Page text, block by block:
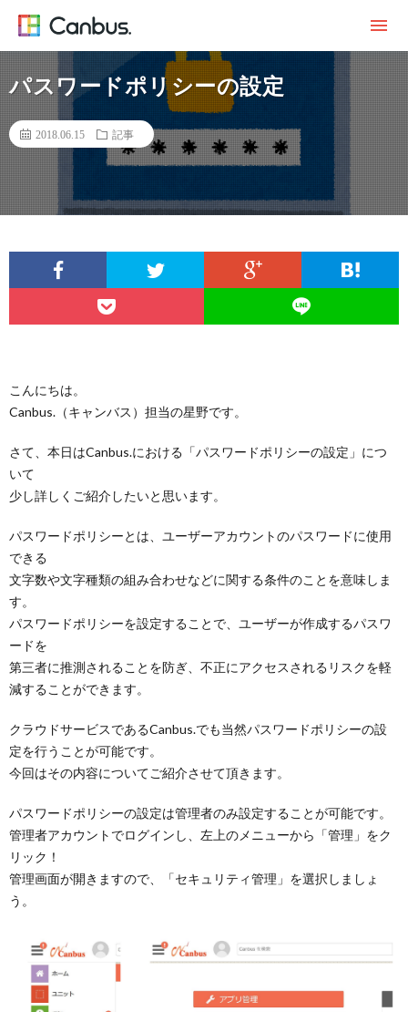
パスワードポリシーの設定
2018.06.15 記事
こんにちは。
Canbus.（キャンバス）担当の星野です。
さて、本日はCanbus.における「パスワードポリシーの設定」につ
いて
少し詳しくご紹介したいと思います。
パスワードポリシーとは、ユーザーアカウントのパスワードに使用
できる
文字数や文字種類の組み合わせなどに関する条件のことを意味しま
す。
パスワードポリシーを設定することで、ユーザーが作成するパスワ
ードを
第三者に推測されることを防ぎ、不正にアクセスされるリスクを軽
減することができます。
クラウドサービスであるCanbus.でも当然パスワードポリシーの設
定を行うことが可能です。
今回はその内容についてご紹介させて頂きます。
パスワードポリシーの設定は管理者のみ設定することが可能です。
管理者アカウントでログインし、左上のメニューから「管理」をク
リック！
管理画面が開きますので、「セキュリティ管理」を選択しましょ
う。